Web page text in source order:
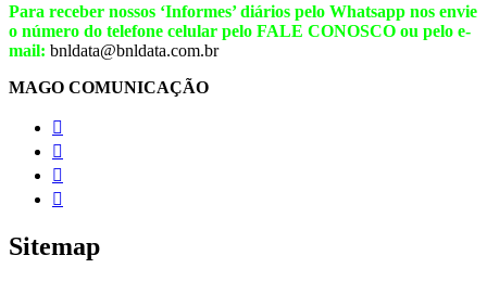
Para receber nossos ‘Informes’ diários pelo Whatsapp nos envie
o número do telefone celular pelo FALE CONOSCO ou pelo e-
mail: bnldata@bnldata.com.br
MAGO COMUNICAÇÃO




Sitemap